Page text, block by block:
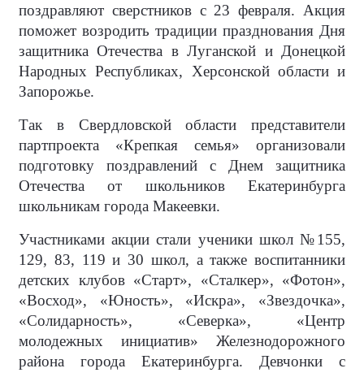
поздравляют сверстников с 23 февраля. Акция
поможет возродить традиции празднования Дня
защитника Отечества в Луганской и Донецкой
Народных Республиках, Херсонской области и
Запорожье.
Так в Свердловской области представители
партпроекта «Крепкая семья» организовали
подготовку поздравлений с Днем защитника
Отечества от школьников Екатеринбурга
школьникам города Макеевки.
Участниками акции стали ученики школ №155,
129, 83, 119 и 30 школ, а также воспитанники
детских клубов «Старт», «Сталкер», «Фотон»,
«Восход», «Юность», «Искра», «Звездочка»,
«Солидарность», «Северка», «Центр
молодежных инициатив» Железнодорожного
района города Екатеринбурга. Девчонки с